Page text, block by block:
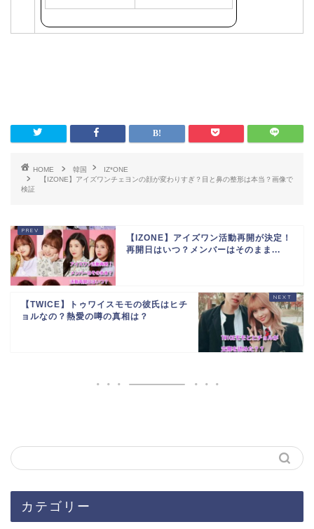
HOME 韓国
IZ*ONE
【IZONE】アイズワンチェヨンの顔が変わりすぎ？目と鼻の整形は本当？画像で
検証
【IZONE】アイズワン活動再開が決定！
再開日はいつ？メンバーはそのまま...
【TWICE】トゥワイスモモの彼氏はヒチ
ョルなの？熱愛の噂の真相は？
カテゴリー